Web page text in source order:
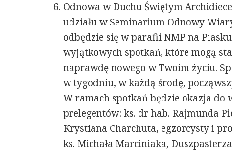
Odnowa w Duchu Świętym
udziału w Seminarium Odnowy
odbędzie się w parafii NMP na
wyjątkowych spotkań, które mogą
naprawdę nowego w Twoim życiu.
w tygodniu, w każdą środę,
W ramach spotkań będzie okazja do
prelegentów: ks. dr hab. Rajmunda
Krystiana Charchuta, egzorcysty i
ks. Michała Marciniaka,